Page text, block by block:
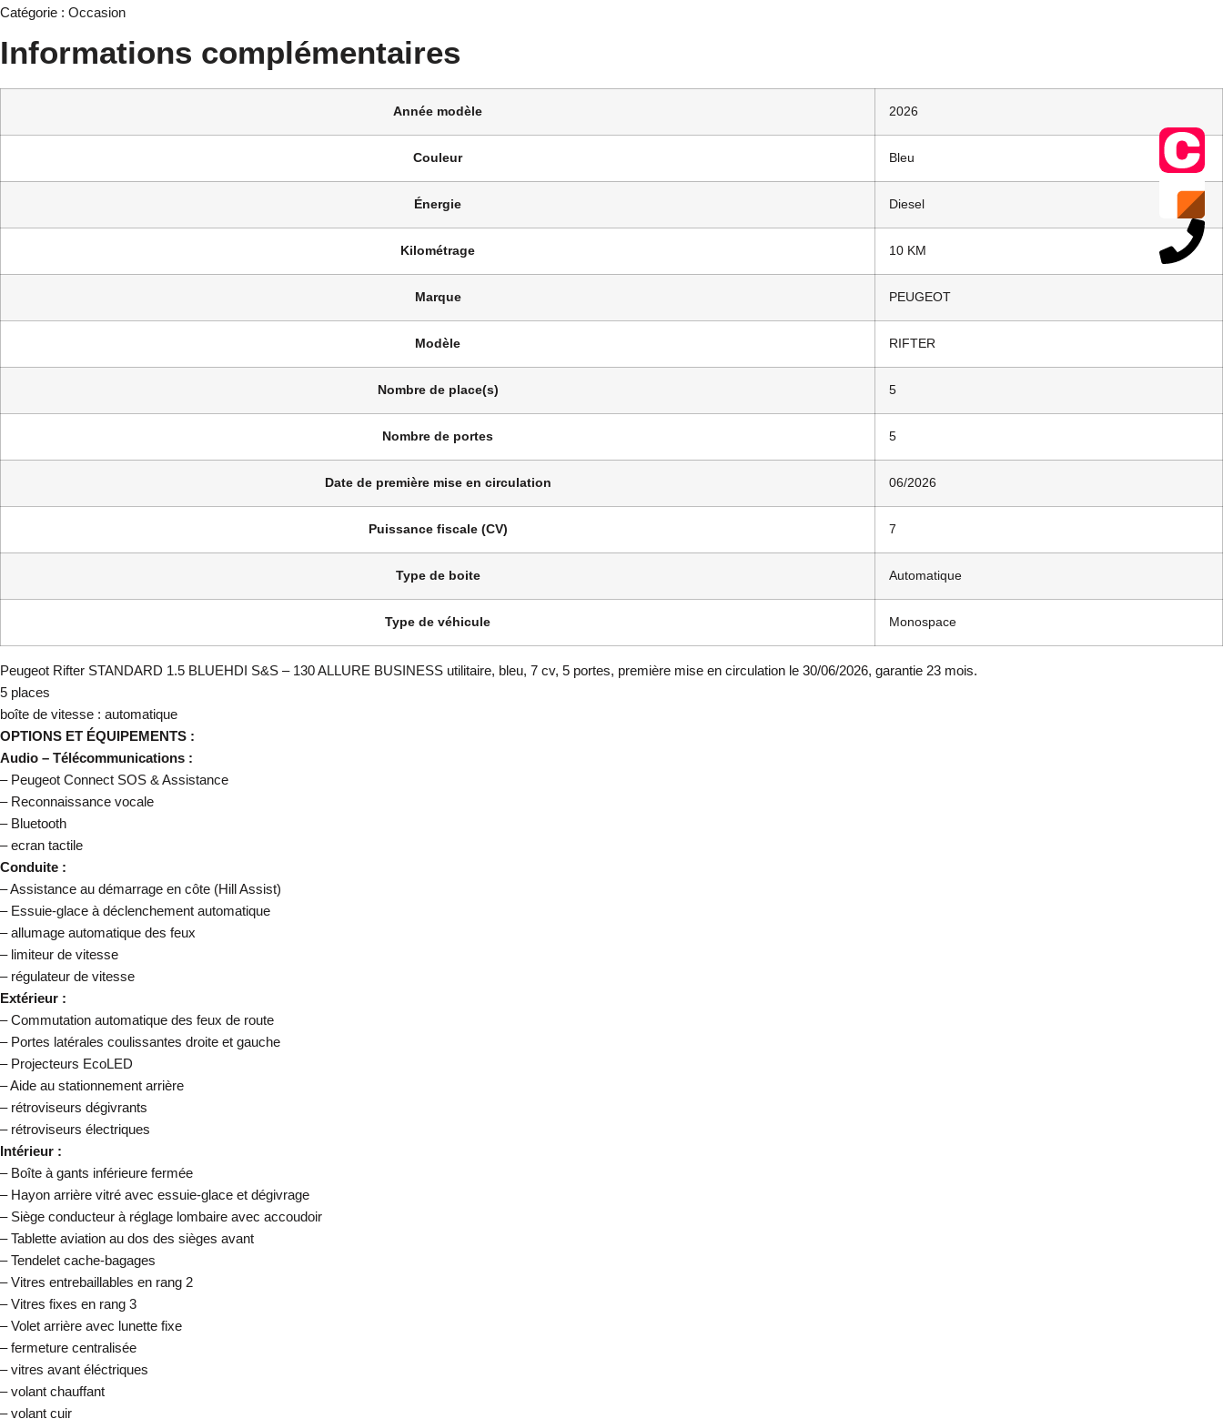
Catégorie : Occasion
Informations complémentaires
Année modèle 2026
Couleur Bleu
Énergie Diesel
Kilométrage 10 KM
Marque PEUGEOT
Modèle RIFTER
Nombre de place(s) 5
Nombre de portes 5
Date de première mise en circulation 06/2026
Puissance fiscale (CV) 7
Type de boite Automatique
Type de véhicule Monospace
Peugeot Rifter STANDARD 1.5 BLUEHDI S&S – 130 ALLURE BUSINESS utilitaire, bleu, 7 cv, 5 portes, première mise en circulation le 30/06/2026, garantie 23 mois.
5 places
boîte de vitesse : automatique
OPTIONS ET ÉQUIPEMENTS :
Audio – Télécommunications :
– Peugeot Connect SOS & Assistance
– Reconnaissance vocale
– Bluetooth
– ecran tactile
Conduite :
– Assistance au démarrage en côte (Hill Assist)
– Essuie-glace à déclenchement automatique
– allumage automatique des feux
– limiteur de vitesse
– régulateur de vitesse
Extérieur :
– Commutation automatique des feux de route
– Portes latérales coulissantes droite et gauche
– Projecteurs EcoLED
– Aide au stationnement arrière
– rétroviseurs dégivrants
– rétroviseurs électriques
Intérieur :
– Boîte à gants inférieure fermée
– Hayon arrière vitré avec essuie-glace et dégivrage
– Siège conducteur à réglage lombaire avec accoudoir
– Tablette aviation au dos des sièges avant
– Tendelet cache-bagages
– Vitres entrebaillables en rang 2
– Vitres fixes en rang 3
– Volet arrière avec lunette fixe
– fermeture centralisée
– vitres avant éléctriques
– volant chauffant
– volant cuir